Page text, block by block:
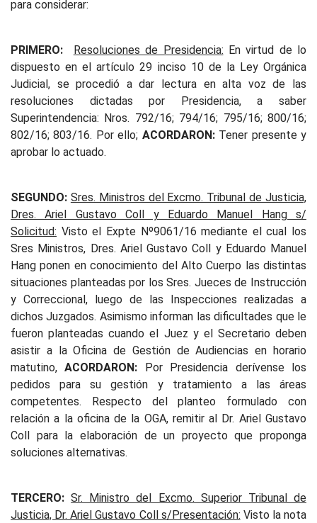
para considerar:
PRIMERO: Resoluciones de Presidencia: En virtud de lo
dispuesto en el artículo 29 inciso 10 de la Ley Orgánica
Judicial, se procedió a dar lectura en alta voz de las
resoluciones dictadas por Presidencia, a saber
Superintendencia: Nros. 792/16; 794/16; 795/16; 800/16;
802/16; 803/16. Por ello; ACORDARON:Tener presente y
aprobar lo actuado.
SEGUNDO: Sres. Ministros del Excmo. Tribunal de Justicia,
Dres. Ariel Gustavo Coll y Eduardo Manuel Hang s/
Solicitud: Visto el Expte Nº9061/16 mediante el cual los
Sres Ministros, Dres. Ariel Gustavo Coll y Eduardo Manuel
Hang ponen en conocimiento del Alto Cuerpo las distintas
situaciones planteadas por los Sres. Jueces de Instrucción
y Correccional, luego de las Inspecciones realizadas a
dichos Juzgados. Asimismo informan las dificultades que le
fueron planteadas cuando el Juez y el Secretario deben
asistir a la Oficina de Gestión de Audiencias en horario
matutino,ACORDARON: Por Presidencia derívense los
pedidos para su gestión y tratamiento a las áreas
competentes. Respecto del planteo formulado con
relación a la oficina de la OGA, remitir al Dr. Ariel Gustavo
Coll para la elaboración de un proyecto que proponga
soluciones alternativas.
TERCERO: Sr. Ministro del Excmo. Superior Tribunal de
Justicia, Dr. Ariel Gustavo Coll s/Presentación: Visto la nota